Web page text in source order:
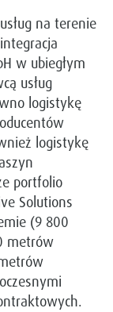
na terenie
w ubiegłym
usług
logistykę
logistykę
portfolio
Solutions
(9 800
metrów